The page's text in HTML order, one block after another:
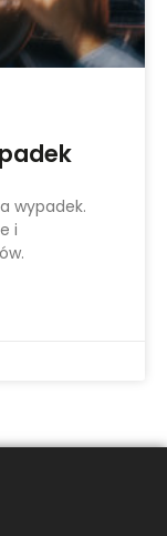
wypadek.
i